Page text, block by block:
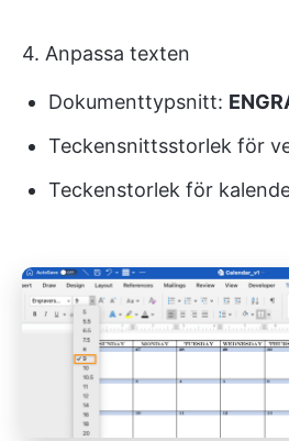
4. Anpassa texten
Dokumenttypsnitt:
Teckensnittsstorlek för
Teckenstorlek för